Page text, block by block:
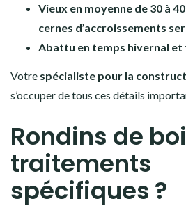
Vieux en moyenne de 30 à
cernes d’accroissements
Abattu en temps hivernal et
Votre spécialiste pour la
s’occuper de tous ces détails
Rondins de
traitements
spécifiques ?